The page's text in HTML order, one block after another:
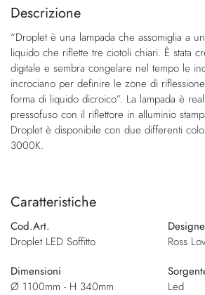
fine
galleria
di
immagini
della
di
immagini
Descrizione
“Droplet è una lampada che assomiglia a
liquido che riflette tre ciotoli chiari. È stata
digitale e sembra congelare nel tempo le
incrociano per definire le zone di
forma di liquido dicroico”. La lampada è
pressofuso con il riflettore in alluminio
Droplet è disponibile con due differenti
3000K.
Caratteristiche
Cod.Art.
Droplet LED Soffitto
Ross
Dimensioni
Ø 1100mm - H 340mm
Led